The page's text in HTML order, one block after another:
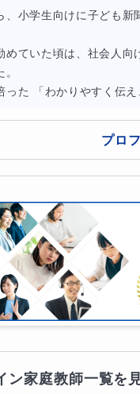
ペースに合わせて難易
で、自分が興味を持た
す。
は、さまざまなジャ
料を使って進めま
がら、パワーポイント
、小学生向けに子ども新
めていた頃は、社会人向
った 「わかりやすく伝
プロ
ン家庭教師一覧を